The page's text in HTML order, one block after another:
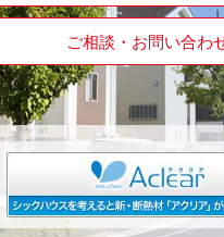
ご相談・お問い合わ